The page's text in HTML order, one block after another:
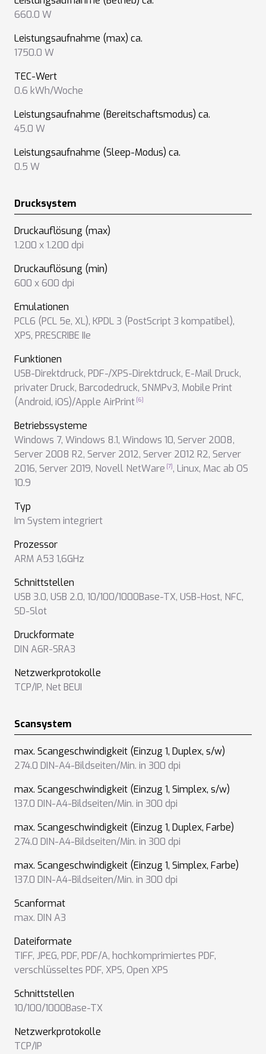
660.0 W
Leistungsaufnahme (max) ca.
1750.0 W
TEC-Wert
0.6 kWh/Woche
Leistungsaufnahme (Bereitschaftsmodus) ca.
45.0 W
Leistungsaufnahme (Sleep-Modus) ca.
0.5 W
Drucksystem
Druckauflösung (max)
1.200 x 1.200 dpi
Druckauflösung (min)
600 x 600 dpi
Emulationen
PCL6 (PCL 5e, XL), KPDL 3 (PostScript 3 kompatibel),
XPS, PRESCRIBE IIe
Funktionen
USB-Direktdruck, PDF-/XPS-Direktdruck, E-Mail Druck,
privater Druck, Barcodedruck, SNMPv3, Mobile Print
(Android, iOS)/Apple AirPrint
Betriebssysteme
Windows 7, Windows 8.1, Windows 10, Server 2008,
Server 2008 R2, Server 2012, Server 2012 R2, Server
2016, Server 2019, Novell NetWare , Linux, Mac ab OS
10.9
Typ
Im System integriert
Prozessor
ARM A53 1,6GHz
Schnittstellen
USB 3.0, USB 2.0, 10/100/1000Base-TX, USB-Host, NFC,
SD-Slot
Druckformate
DIN A6R-SRA3
Netzwerkprotokolle
TCP/IP, Net BEUI
Scansystem
max. Scangeschwindigkeit (Einzug 1, Duplex, s/w)
274.0 DIN-A4-Bildseiten/Min. in 300 dpi
max. Scangeschwindigkeit (Einzug 1, Simplex, s/w)
137.0 DIN-A4-Bildseiten/Min. in 300 dpi
max. Scangeschwindigkeit (Einzug 1, Duplex, Farbe)
274.0 DIN-A4-Bildseiten/Min. in 300 dpi
max. Scangeschwindigkeit (Einzug 1, Simplex, Farbe)
137.0 DIN-A4-Bildseiten/Min. in 300 dpi
Scanformat
max. DIN A3
Dateiformate
TIFF, JPEG, PDF, PDF/A, hochkomprimiertes PDF,
verschlüsseltes PDF, XPS, Open XPS
Schnittstellen
10/100/1000Base-TX
Netzwerkprotokolle
TCP/IP